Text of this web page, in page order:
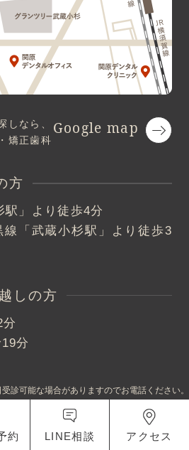
Google map
しなら、
矯正歯科
方
」より徒歩4分
「武蔵小杉駅」より徒歩3
しの方
分
診可能な場合がありますのでお電話ください。
約 LINE相談 アクセス